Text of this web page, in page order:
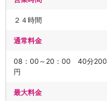
２４時間
通常料金
08：00～20：00 40分
円
最大料金